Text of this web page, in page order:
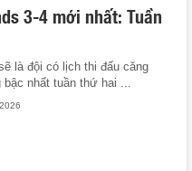
3-4 mới nhất: Tuần
là đội có lịch thi đấu căng
bậc nhất tuần thứ hai ...